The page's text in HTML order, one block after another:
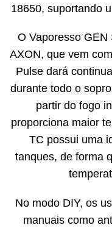
18650, suportando
O Vaporesso
AXON, que vem
Pulse dará
durante todo o
partir do fogo
proporciona maior
TC possui uma
tanques, de forma
No modo DIY, os
manuais como